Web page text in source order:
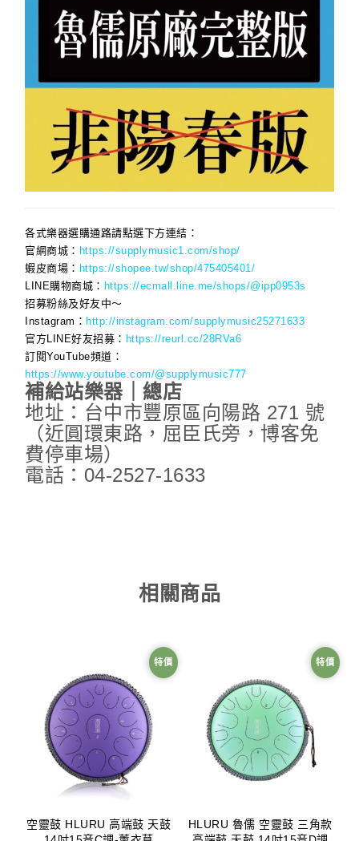
各式樂器選購通路請點選下方連結：
官網商城： https://supplymusic1.com/shop/
蝦皮商場： https://shopee.tw/shop/475405401/
LINE購物商城： https://ecmall.line.me/shops/@ipp0953s
招募粉絲及好友中～
Instagram： http://instagram.com/supplymusic25271633
官方LINE好友招募： https://reurl.cc/28RVa6
訂閱YouTube頻道：
https://www.youtube.com/@supplymusic777
補給站樂器｜總店
地址：台中市豐原區向陽路 271 號
（近圓環東路，屈臣氏旁，博客免
費停車場）
電話：04-2527-1633
相關商品
特價
空靈鼓 HLURU 高端鼓 天鼓
特價
HLURU 魯儒 空靈鼓 三角款